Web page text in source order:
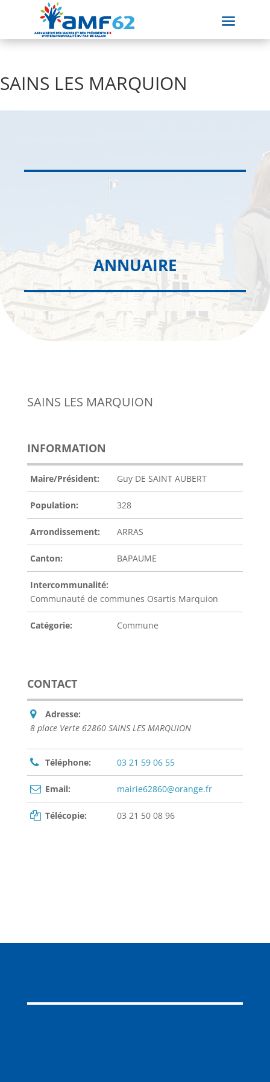
SAINS LES MARQUION
ANNUAIRE
SAINS LES MARQUION
INFORMATION
Maire/Président: Guy DE SAINT AUBERT
Population: 328
Arrondissement: ARRAS
Canton: BAPAUME
Intercommunalité:
Communauté de communes Osartis Marquion
Catégorie: Commune
CONTACT
Adresse:
8 place Verte 62860 SAINS LES MARQUION
Téléphone: 03 21 59 06 55
Email: mairie62860@orange.fr
Télécopie: 03 21 50 08 96